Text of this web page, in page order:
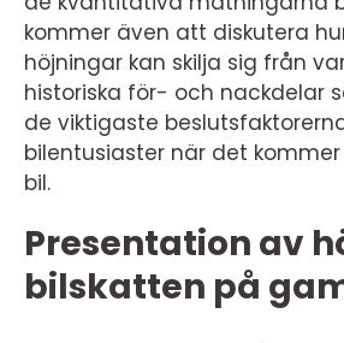
kommer även att diskutera
höjningar kan skilja sig från
historiska för- och nackdelar
de viktigaste
bilentusiaster när det
bil.
Presentation av
bilskatten på